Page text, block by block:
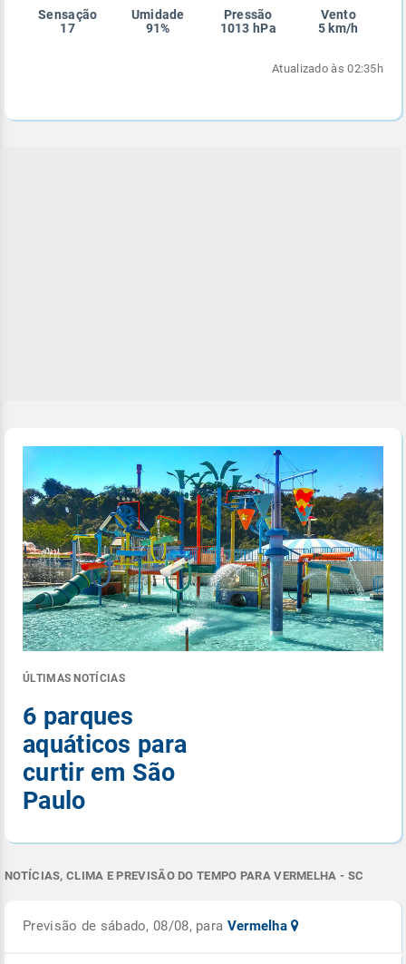
Sensação
17
Umidade
91%
Pressão
1013 hPa
Vento
5 km/h
Atualizado às 02:35h
ÚLTIMAS NOTÍCIAS
6 parques
aquáticos para
curtir em São
Paulo
NOTÍCIAS, CLIMA E PREVISÃO DO TEMPO PARA VERMELHA - SC
Previsão de sábado, 08/08, para Vermelha
Enviar
Enviar
Enviar
Enviar
Enviar